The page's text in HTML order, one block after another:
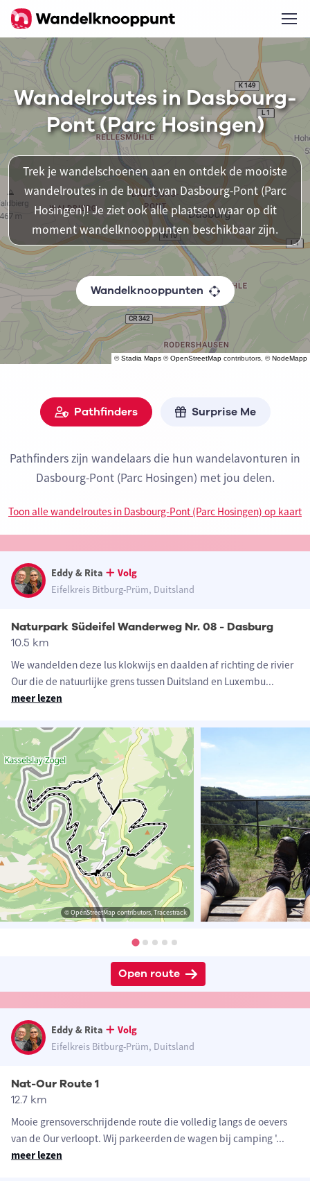
©Stadia Maps ©OpenStreetMap contributors, ©NodeMapp
Wandelroutes in Dasbourg-
Pont (Parc Hosingen)
Trek je wandelschoenen aan en ontdek de mooiste
wandelroutes in de buurt van Dasbourg-Pont (Parc
Hosingen)! Je ziet ook alle plaatsen waar op dit
moment wandelknooppunten beschikbaar zijn.
Wandelknooppunten
Pathfinders Surprise Me
Pathfinders zijn wandelaars die hun wandelavonturen in
Dasbourg-Pont (Parc Hosingen) met jou delen.
Toon alle wandelroutes in Dasbourg-Pont (Parc Hosingen) op kaart
Eddy & Rita
Volg
Eifelkreis Bitburg-Prüm, Duitsland
Naturpark Südeifel Wanderweg Nr. 08 - Dasburg
10.5 km
We wandelden deze lus klokwijs en daalden af richting de rivier
Our die de natuurlijke grens tussen Duitsland en Luxembu...
meer lezen
© OpenStreetMap contributors, Tracestrack
Open route
Eddy & Rita
Volg
Eifelkreis Bitburg-Prüm, Duitsland
Nat-Our Route 1
12.7 km
Mooie grensoverschrijdende route die volledig langs de oevers
van de Our verloopt. Wij parkeerden de wagen bij camping '...
meer lezen